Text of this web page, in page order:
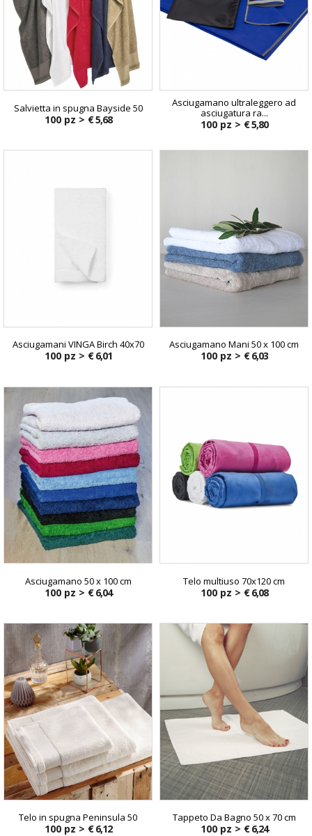
Salvietta in spugna Bayside 50
100 pz > € 5,68
Asciugamano ultraleggero ad
asciugatura ra...
100 pz > € 5,80
Asciugamani VINGA Birch 40x70
100 pz > € 6,01
Asciugamano Mani 50 x 100 cm
100 pz > € 6,03
Asciugamano 50 x 100 cm
100 pz > € 6,04
Telo multiuso 70x120 cm
100 pz > € 6,08
Telo in spugna Peninsula 50
100 pz > € 6,12
Tappeto Da Bagno 50 x 70 cm
100 pz > € 6,24